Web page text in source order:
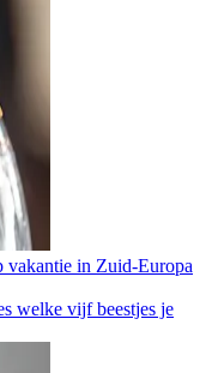
vakantie in Zuid-Europa
welke vijf beestjes je